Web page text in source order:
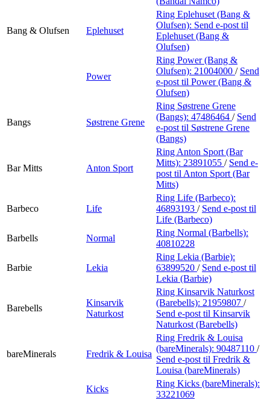
Bang & Olufsen Eplehuset
Ring Eplehuset (Bang &
Olufsen): Send e-post til
Eplehuset (Bang &
Olufsen)
Power
Ring Power (Bang &
Olufsen): 21004000 / Send
e-post til Power (Bang &
Olufsen)
Bangs Søstrene Grene
Ring Søstrene Grene
(Bangs): 47486464 / Send
e-post til Søstrene Grene
(Bangs)
Bar Mitts Anton Sport
Ring Anton Sport (Bar
Mitts): 23891055 / Send e-
post til Anton Sport (Bar
Mitts)
Barbeco Life
Ring Life (Barbeco):
46893193 / Send e-post til
Life (Barbeco)
Barbells
Normal
Ring Normal (Barbells):
40810228
Barbie Lekia
Ring Lekia (Barbie):
63899520 / Send e-post til
Lekia (Barbie)
Barebells
Kinsarvik
Naturkost
Ring Kinsarvik Naturkost
(Barebells): 21959807 /
Send e-post til Kinsarvik
Naturkost (Barebells)
bareMinerals Fredrik & Louisa
Ring Fredrik & Louisa
(bareMinerals): 90487110 /
Send e-post til Fredrik &
Louisa (bareMinerals)
Kicks
Ring Kicks (bareMinerals):
33221069